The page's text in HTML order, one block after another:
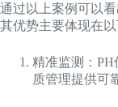
通过以上案例可以
其优势主要体现在以
精准监测：
质管理提供可